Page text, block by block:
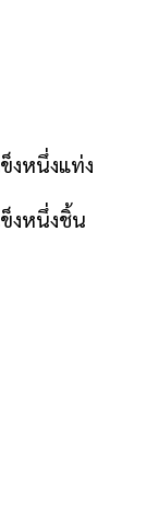
งหนึ่งแท่ง
งหนึ่งชิ้น